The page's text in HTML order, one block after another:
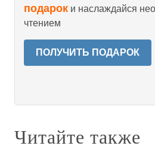
подарок и наслаждайся
чтением
ПОЛУЧИТЬ ПОДАРОК
Читайте также